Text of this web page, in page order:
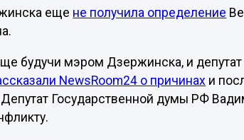
еще не получила определение
будучи мэром Дзержинска, и
NewsRoom24 о причинах и
Государственной думы РФ